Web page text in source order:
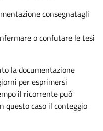
consegnatagli
o confutare le tesi
la documentazione
per esprimersi
il ricorrente può
questo caso il conteggio